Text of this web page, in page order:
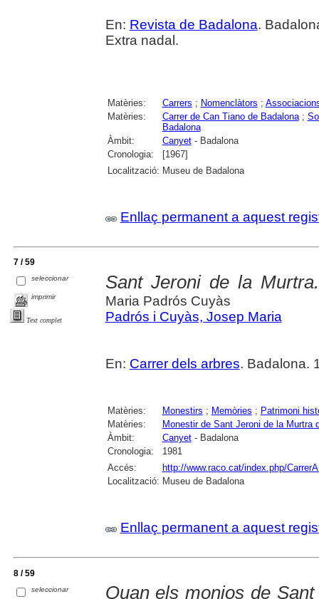
En: Revista de Badalona.
Extra nadal.
Matèries: Carrers ; Nomenclàtors ;
Matèries:
Carrer de Can Tiano de Badalona;
Badalona
Àmbit:
Canyet- Badalona
Cronologia:
[1967]
Localització: Museu de Badalona
Enllaç permanent a aquest
7 / 59
seleccionar
imprimir
Text complet
Sant Jeroni de la
Maria Padrós Cuyàs
Padrós i Cuyàs, Josep Maria
En: Carrer dels arbres. Badalona.
Matèries: Monestirs ; Memòries ; Patrimoni
Matèries:
Monestir de Sant Jeroni de la Murtra
Àmbit:
Canyet- Badalona
Cronologia:
1981
Accés:
http://www.raco.cat/index.php/
Localització: Museu de Badalona
Enllaç permanent a aquest
8 / 59
seleccionar Quan els monjos de